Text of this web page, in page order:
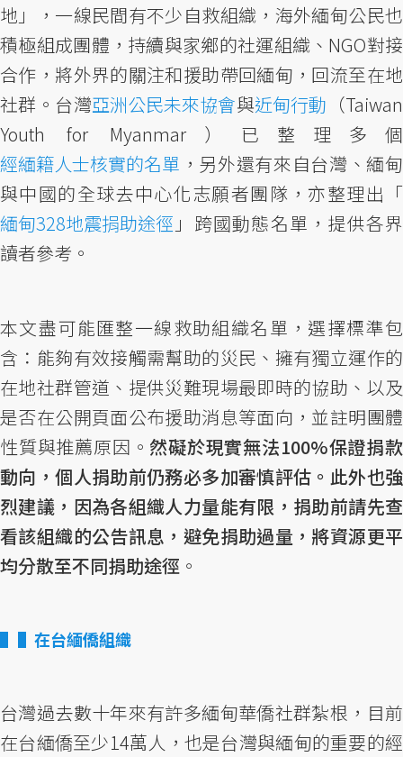
地」，一線民間有不少自救組織，海外緬甸公民也
積極組成團體，持續與家鄉的社運組織、NGO對接
合作，將外界的關注和援助帶回緬甸，回流至在地
社群。台灣亞洲公民未來協會與近甸行動 （Taiwan
Youth for Myanmar）已整理多個
經緬籍人士核實的名單 ，另外還有來自台灣、緬甸
與中國的全球去中心化志願者團隊，亦整理出「
緬甸328地震捐助途徑 」跨國動態名單，提供各界
讀者參考。
本文盡可能匯整一線救助組織名單，選擇標準包
含：能夠有效接觸需幫助的災民、擁有獨立運作的
在地社群管道、提供災難現場最即時的協助、以及
是否在公開頁面公布援助消息等面向，並註明團體
性質與推薦原因。 然礙於現實無法100%保證捐款
動向，個人捐助前仍務必多加審慎評估。此外也強
烈建議，因為各組織人力量能有限，捐助前請先查
看該組織的公告訊息，避免捐助過量，將資源更平
均分散至不同捐助途徑 。
▌在台緬僑組織
台灣過去數十年來有許多緬甸華僑社群紮根，目前
在台緬僑至少14萬人，也是台灣與緬甸的重要的經